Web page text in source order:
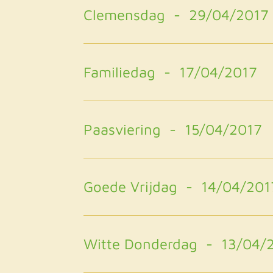
Clemensdag - 29/04/2017
Familiedag - 17/04/2017
Paasviering - 15/04/2017
Goede Vrijdag - 14/04/
Witte Donderdag - 13/04/